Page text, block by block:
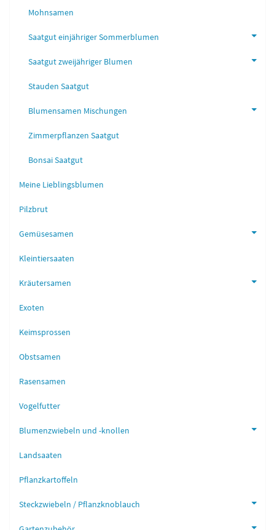
Mohnsamen
Saatgut einjähriger Sommerblumen
Saatgut zweijähriger Blumen
Stauden Saatgut
Blumensamen Mischungen
Zimmerpflanzen Saatgut
Bonsai Saatgut
Meine Lieblingsblumen
Pilzbrut
Gemüsesamen
Kleintiersaaten
Kräutersamen
Exoten
Keimsprossen
Obstsamen
Rasensamen
Vogelfutter
Blumenzwiebeln und -knollen
Landsaaten
Pflanzkartoffeln
Steckzwiebeln / Pflanzknoblauch